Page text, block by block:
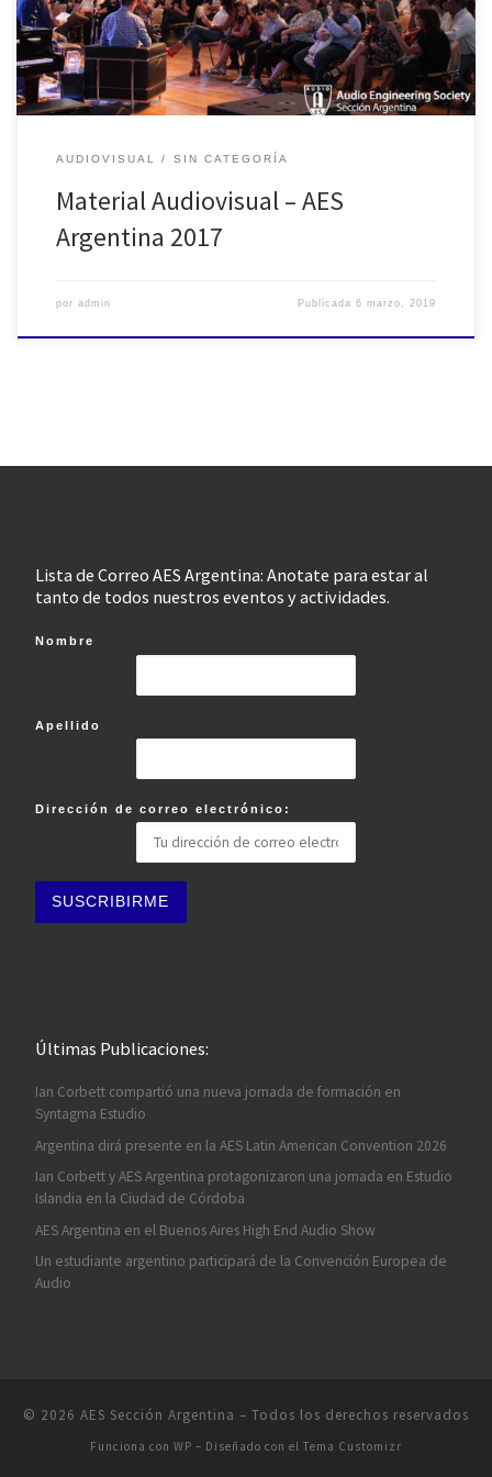
AUDIOVISUAL SIN CATEGORÍA
Material Audiovisual – AES
Argentina 2017
por admin Publicada6 marzo, 2019
Lista de Correo AES Argentina: Anotate para estar al
tanto de todos nuestros eventos y actividades.
Nombre
Apellido
Dirección de correo electrónico:
Últimas Publicaciones:
Ian Corbett compartió una nueva jornada de formación en
Syntagma Estudio
Argentina dirá presente en la AES Latin American Convention 2026
Ian Corbett y AES Argentina protagonizaron una jornada en Estudio
Islandia en la Ciudad de Córdoba
AES Argentina en el Buenos Aires High End Audio Show
Un estudiante argentino participará de la Convención Europea de
Audio
© 2026 AES Sección Argentina – Todos los derechos reservados
Funciona con WP – Diseñado con el Tema Customizr